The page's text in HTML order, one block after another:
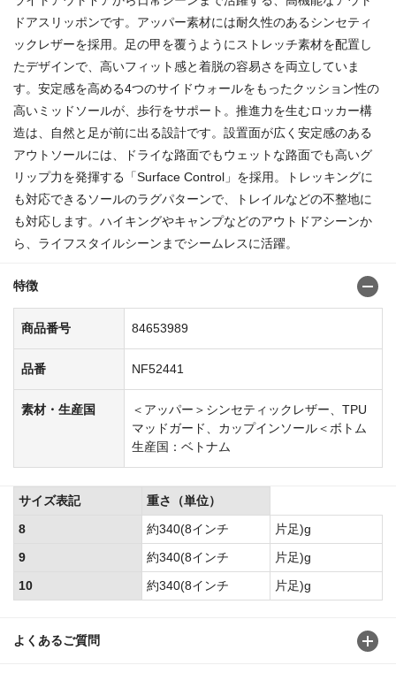
ドアスリッポンです。アッパー素材には耐久性のあるシンセティ
ックレザーを採用。足の甲を覆うようにストレッチ素材を配置し
たデザインで、高いフィット感と着脱の容易さを両立していま
す。安定感を高める4つのサイドウォールをもったクッション性の
高いミッドソールが、歩行をサポート。推進力を生むロッカー構
造は、自然と足が前に出る設計です。設置面が広く安定感のある
アウトソールには、ドライな路面でもウェットな路面でも高いグ
リップ力を発揮する「Surface Control」を採用。トレッキングに
も対応できるソールのラグパターンで、トレイルなどの不整地に
も対応します。ハイキングやキャンプなどのアウトドアシーンか
ら、ライフスタイルシーンまでシームレスに活躍。
特徴
商品番号 84653989
品番 NF52441
素材・生産国
＜アッパー＞シンセティックレザー、TPU
マッドガード、カップインソール＜ボトム
生産国：ベトナム
よくあるご質問
サイズ表記
重さ（単位）
8
約340(8インチ
片足)g
9
約340(8インチ
片足)g
10
約340(8インチ 片足)g